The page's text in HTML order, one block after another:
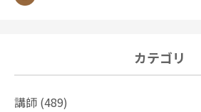
カテゴリ
講師 (489)